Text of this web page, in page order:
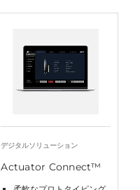
デジタルソリューション
Actuator Connect™